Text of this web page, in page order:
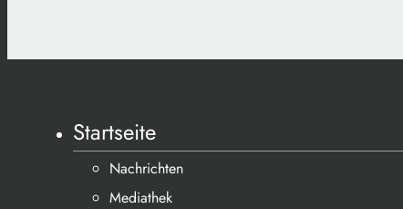
Startseite
Nachrichten
Mediathek